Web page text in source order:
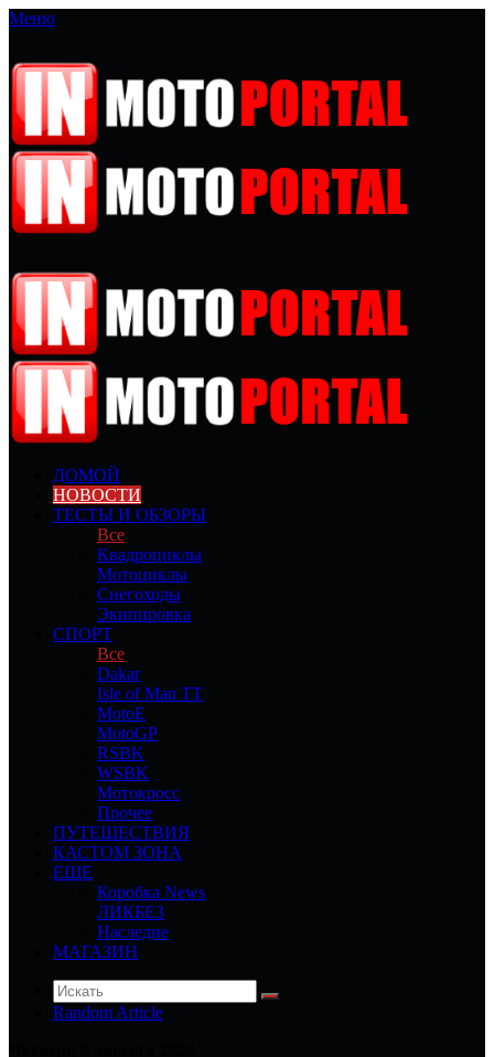
Меню
ДОМОЙ
НОВОСТИ
ТЕСТЫ И ОБЗОРЫ
Все
Квадроциклы
Мотоциклы
Снегоходы
Экипировка
СПОРТ
Все
Dakar
Isle of Man TT
MotoE
MotoGP
RSBK
WSBK
Мотокросс
Прочее
ПУТЕШЕСТВИЯ
КАСТОМ ЗОНА
ЕЩЕ
Коробка News
ЛИКБЕЗ
Наследие
МАГАЗИН
Random Article